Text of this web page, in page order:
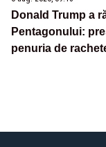
Donald Trump a
Pentagonului:
penuria de